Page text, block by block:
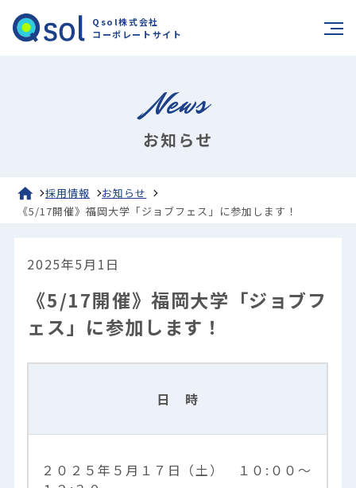
Qsol株式会社
コーポレートサイト
News
お知らせ
採用情報
お知らせ
《5/17開催》福岡大学「ジョブフェス」に参加します！
2025年5月1日
《5/17開催》福岡大学「ジョブフ
ェス」に参加します！
日 時
２０２５年５月１７日（土） １０:００～